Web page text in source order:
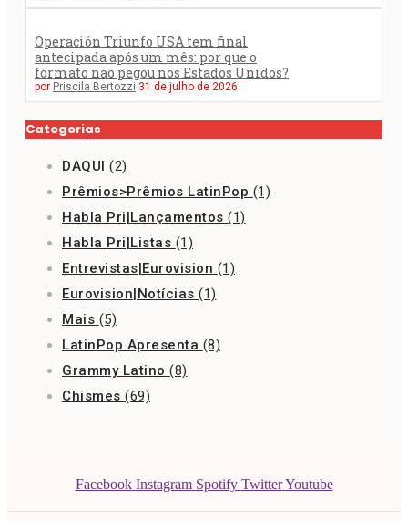
Operación Triunfo USA tem final
antecipada após um mês: por que o
formato não pegou nos Estados Unidos?
por Priscila Bertozzi 31 de julho de 2026
Categorias
DAQUI (2)
Prêmios>Prêmios LatinPop (1)
Habla Pri|Lançamentos (1)
Habla Pri|Listas (1)
Entrevistas|Eurovision (1)
Eurovision|Notícias (1)
Mais (5)
LatinPop Apresenta (8)
Grammy Latino (8)
Chismes (69)
Facebook Instagram Spotify Twitter Youtube